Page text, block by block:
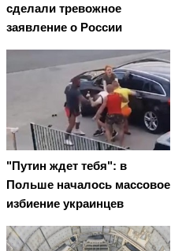
сделали тревожное
заявление о России
"Путин ждет тебя": в
Польше началось массовое
избиение украинцев